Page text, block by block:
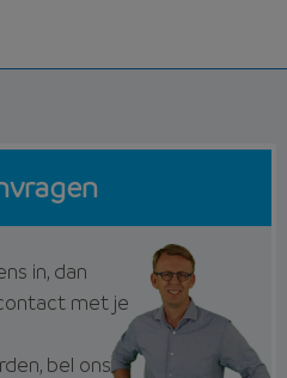
in, dan
met je
bel ons